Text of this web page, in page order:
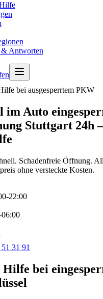
& Antworten
bei ausgesperrtem PKW
im Auto
Stuttgart 24h
Schadenfreie Öffnung.
ohne versteckte Kosten.
22:00
31 91
Hilfe bei